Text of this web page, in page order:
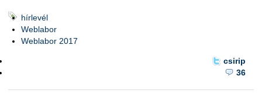
hírlevél
Weblabor
Weblabor 2017
csirip
36